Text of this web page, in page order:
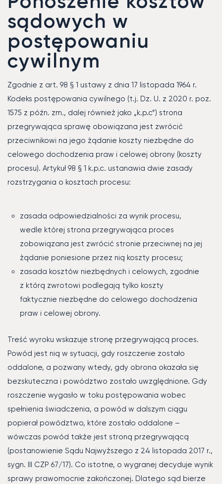
sądowych w
postępowaniu
cywilnym
Zgodnie z art. 98 § 1 ustawy z dnia 17 listopada 1964 r.
Kodeks postępowania cywilnego (t.j. Dz. U. z 2020 r. poz.
1575 z późn. zm., dalej również jako „k.p.c”) strona
przegrywająca sprawę obowiązana jest zwrócić
przeciwnikowi na jego żądanie koszty niezbędne do
celowego dochodzenia praw i celowej obrony (koszty
procesu). Artykuł 98 § 1 k.p.c. ustanawia dwie zasady
rozstrzygania o kosztach procesu:
zasada odpowiedzialności za wynik procesu,
wedle której strona przegrywająca proces
zobowiązana jest zwrócić stronie przeciwnej na jej
żądanie poniesione przez nią koszty procesu;
zasada kosztów niezbędnych i celowych, zgodnie
z którą zwrotowi podlegają tylko koszty
faktycznie niezbędne do celowego dochodzenia
praw i celowej obrony.
Treść wyroku wskazuje stronę przegrywającą proces.
Powód jest nią w sytuacji, gdy roszczenie zostało
oddalone, a pozwany wtedy, gdy obrona okazała się
bezskuteczna i powództwo zostało uwzględnione. Gdy
roszczenie wygasło w toku postępowania wobec
spełnienia świadczenia, a powód w dalszym ciągu
popierał powództwo, które zostało oddalone –
wówczas powód także jest stroną przegrywającą
(postanowienie Sądu Najwyższego z 24 listopada 2017 r.,
sygn. III CZP 67/17). Co istotne, o wygranej decyduje wynik
sprawy prawomocnie zakończonej. Dlatego sąd bierze